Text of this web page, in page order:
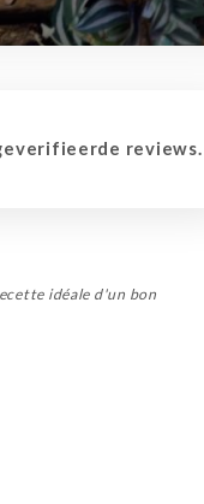
reviews.
idéale d'un bon